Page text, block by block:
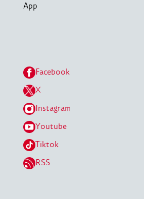
App
Facebook
X
Instagram
Youtube
Tiktok
RSS